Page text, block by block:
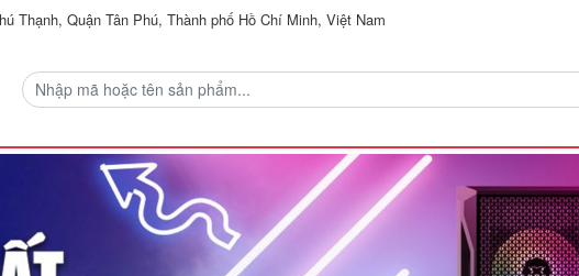
Thạnh, Quận Tân Phú, Thành phố Hồ Chí Minh, Việt Nam